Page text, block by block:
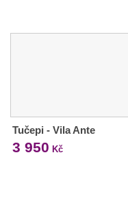
Tučepi - Vila Ante
3 950 Kč